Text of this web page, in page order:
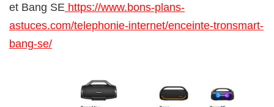
et Bang SE https://www.bons-plans-
astuces.com/telephonie-internet/enceinte-tronsmart-
bang-se/